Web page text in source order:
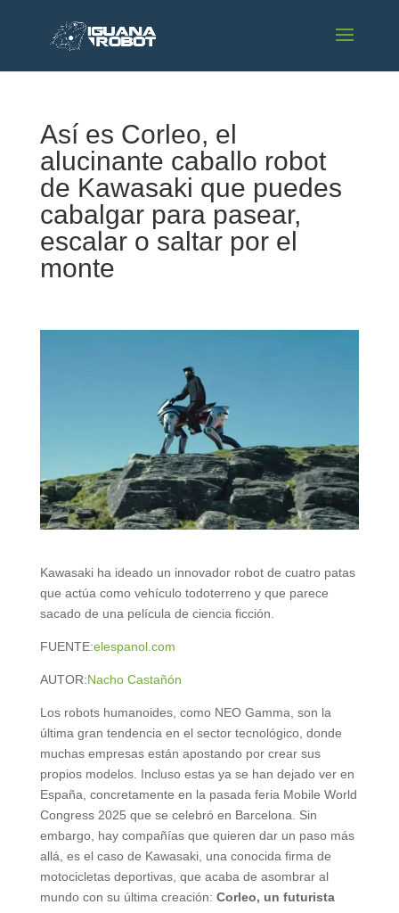
Así es Corleo, el
alucinante caballo robot
de Kawasaki que puedes
cabalgar para pasear,
escalar o saltar por el
monte
Kawasaki ha ideado un innovador robot de cuatro patas
que actúa como vehículo todoterreno y que parece
sacado de una película de ciencia ficción.
FUENTE:elespanol.com
AUTOR:Nacho Castañón
Los robots humanoides, como NEO Gamma, son la
última gran tendencia en el sector tecnológico, donde
muchas empresas están apostando por crear sus
propios modelos. Incluso estas ya se han dejado ver en
España, concretamente en la pasada feria Mobile World
Congress 2025 que se celebró en Barcelona. Sin
embargo, hay compañías que quieren dar un paso más
allá, es el caso de Kawasaki, una conocida firma de
motocicletas deportivas, que acaba de asombrar al
mundo con su última creación: Corleo, un futurista